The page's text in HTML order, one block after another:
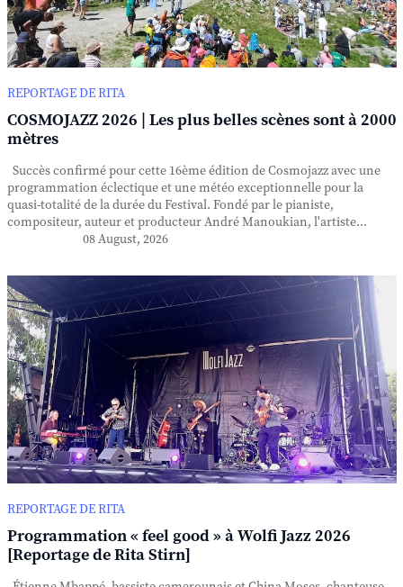
REPORTAGE DE RITA
COSMOJAZZ 2026 | Les plus belles scènes sont à 2000
mètres
Succès confirmé pour cette 16ème édition de Cosmojazz avec une
programmation éclectique et une météo exceptionnelle pour la
quasi-totalité de la durée du Festival. Fondé par le pianiste,
compositeur, auteur et producteur André Manoukian, l'artiste...
08 August, 2026
REPORTAGE DE RITA
Programmation « feel good » à Wolfi Jazz 2026
[Reportage de Rita Stirn]